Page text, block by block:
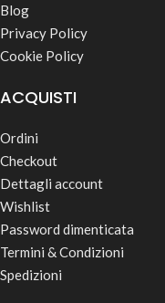
Blog
Privacy Policy
Cookie Policy
ACQUISTI
Ordini
Checkout
Dettagli account
Wishlist
Password dimenticata
Termini & Condizioni
Spedizioni